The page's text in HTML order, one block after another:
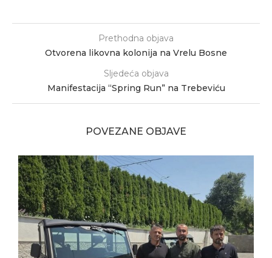
Prethodna objava
Otvorena likovna kolonija na Vrelu Bosne
Sljedeća objava
Manifestacija “Spring Run” na Trebeviću
POVEZANE OBJAVE